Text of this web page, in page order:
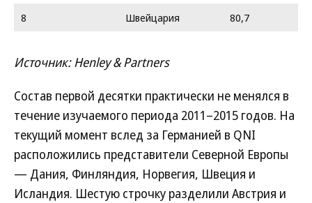
8
Швейцария 80,7
Источник: Henley & Partners
Состав первой десятки практически не менялся в
течение изучаемого периода 2011–2015 годов. На
текущий момент вслед за Германией в QNI
расположились представители Северной Европы
— Дания, Финляндия, Норвегия, Швеция и
Исландия. Шестую строчку разделили Австрия и